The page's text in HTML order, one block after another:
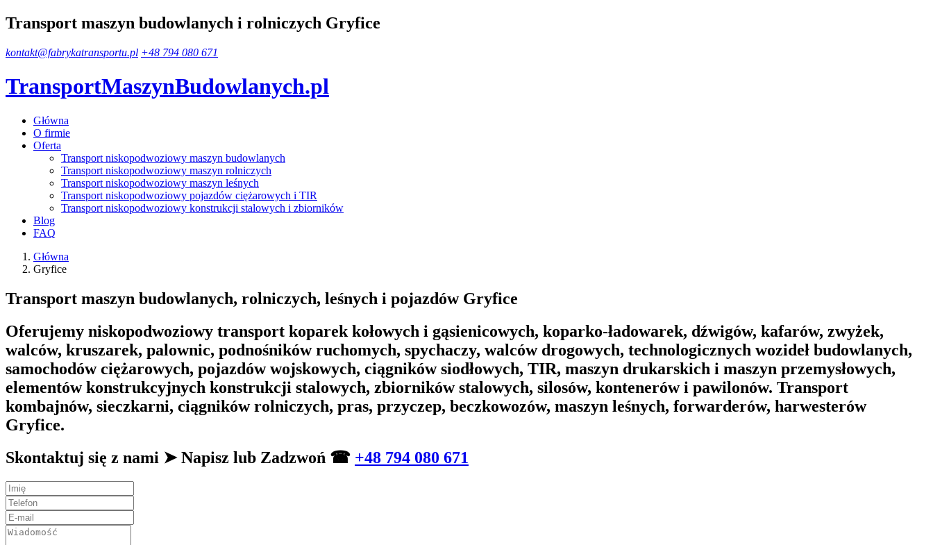
Transport maszyn budowlanych i rolniczych Gryfice
kontakt@fabrykatransportu.pl +48 794 080 671
TransportMaszynBudowlanych.pl
Główna
O firmie
Oferta
Transport niskopodwoziowy maszyn budowlanych
Transport niskopodwoziowy maszyn rolniczych
Transport niskopodwoziowy maszyn leśnych
Transport niskopodwoziowy pojazdów ciężarowych i TIR
Transport niskopodwoziowy konstrukcji stalowych i zbiorników
Blog
FAQ
Główna
Gryfice
Transport maszyn budowlanych, rolniczych, leśnych i pojazdów Gryfice
Oferujemy niskopodwoziowy transport koparek kołowych i gąsienicowych, koparko-ładowarek, dźwigów, kafarów, zwyżek,
walców, kruszarek, palownic, podnośników ruchomych, spychaczy, walców drogowych, technologicznych wozideł budowlanych,
samochodów ciężarowych, pojazdów wojskowych, ciągników siodłowych, TIR, maszyn drukarskich i maszyn przemysłowych,
elementów konstrukcyjnych konstrukcji stalowych, zbiorników stalowych, silosów, kontenerów i pawilonów. Transport
kombajnów, sieczkarni, ciągników rolniczych, pras, przyczep, beczkowozów, maszyn leśnych, forwarderów, harwesterów
Gryfice.
Skontaktuj się z nami ➤ Napisz lub Zadzwoń ☎ +48 794 080 671